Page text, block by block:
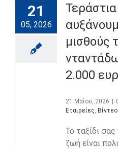
21
05, 2026
μισθούς
2.000
21 Μαΐου, 2026
Εταιρείες, Βίντεο
Το ταξίδι
ζωή είναι